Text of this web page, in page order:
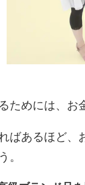
ためには、お
ばあるほど、
。